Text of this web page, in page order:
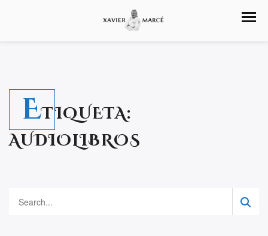
ETIQUETA:
AUDIOLIBROS